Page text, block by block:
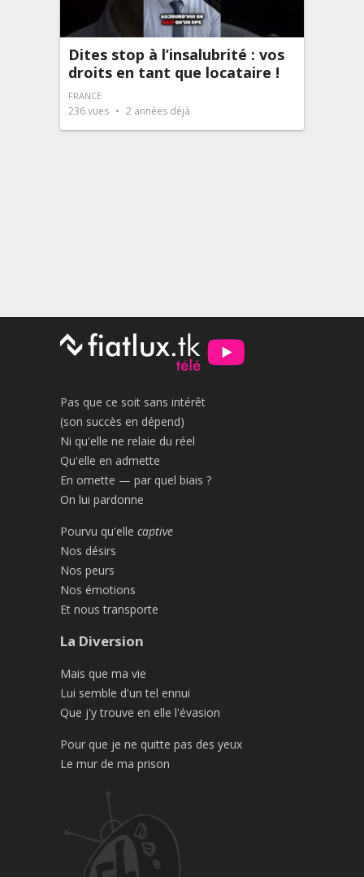
Dites stop à l’insalubrité : vos
droits en tant que locataire !
FRANCE
236vues 2 années déjà
Pas que ce soit sans intérêt
(son succès en dépend)
Ni qu'elle ne relaie du réel
Qu'elle en admette
En omette — par quel biais ?
On lui pardonne
Pourvu qu'elle captive
Nos désirs
Nos peurs
Nos émotions
Et nous transporte
La Diversion
Mais que ma vie
Lui semble d'un tel ennui
Que j'y trouve en elle l'évasion
Pour que je ne quitte pas des yeux
Le mur de ma prison